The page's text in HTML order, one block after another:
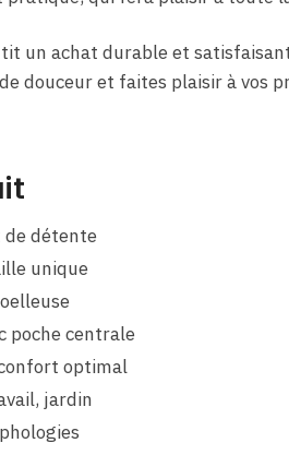
un achat durable et
douceur et faites plaisir à vos
de détente
unique
poche centrale
optimal
jardin